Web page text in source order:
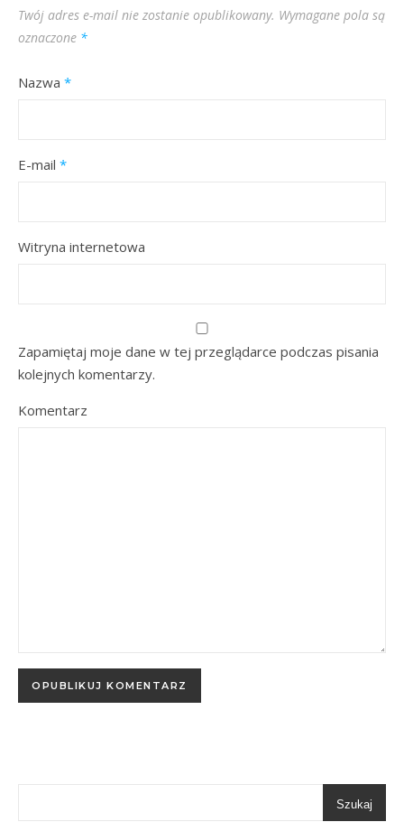
Twój adres e-mail nie zostanie opublikowany. Wymagane pola są
oznaczone *
Nazwa *
E-mail *
Witryna internetowa
Zapamiętaj moje dane w tej przeglądarce podczas pisania
kolejnych komentarzy.
Komentarz
Szukaj